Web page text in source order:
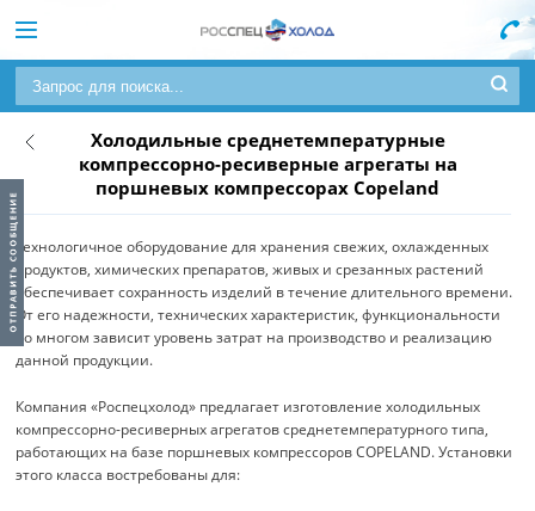
Холодильные среднетемпературные
компрессорно-ресиверные агрегаты на
поршневых компрессорах Copeland
Технологичное оборудование для хранения свежих, охлажденных
продуктов, химических препаратов, живых и срезанных растений
обеспечивает сохранность изделий в течение длительного времени.
От его надежности, технических характеристик, функциональности
во многом зависит уровень затрат на производство и реализацию
данной продукции.
Компания «Роспецхолод» предлагает изготовление холодильных
компрессорно-ресиверных агрегатов среднетемпературного типа,
работающих на базе поршневых компрессоров COPELAND. Установки
этого класса востребованы для: